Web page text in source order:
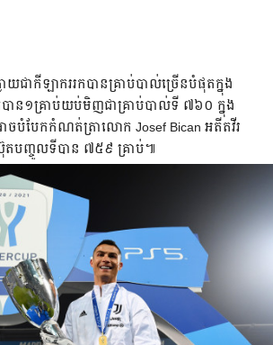
ាយ​​ជា​កីឡាករ​រក​បាន​គ្រាប់​បាល់​ច្រើន​បំផុត​ក្នុង​
បាន​១គ្រាប់យប់​មិញ​ ជាគ្រាប់បាល់ទី ៧៦០ ក្នុង
ាច​បំបែកកំណត់ត្រា​លោក Josef Bican អតីត​វីរ
បញ្ចូលទីបាន ៧៥៩ គ្រាប់៕